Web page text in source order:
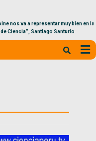
nos va a representar muy bien en la
Santiago Santurio